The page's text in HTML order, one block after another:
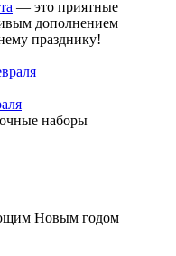
— это приятные
дополнением
празднику!
наборы
Новым годом